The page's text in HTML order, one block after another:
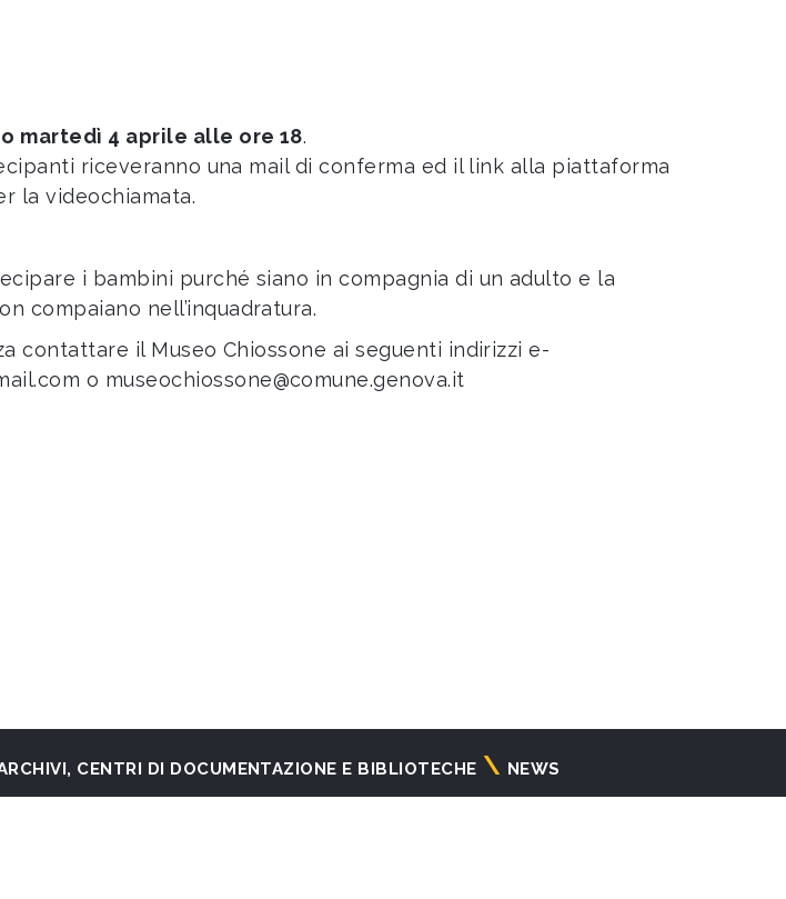
martedì 4 aprile alle ore 18.
riceveranno una mail di conferma ed il link alla piattaforma
la videochiamata.
i bambini purché siano in compagnia di un adulto e la
compaiano nell’inquadratura.
contattare il Museo Chiossone ai seguenti indirizzi e-
o museochiossone@comune.genova.it
CENTRI DI DOCUMENTAZIONE E BIBLIOTECHE NEWS